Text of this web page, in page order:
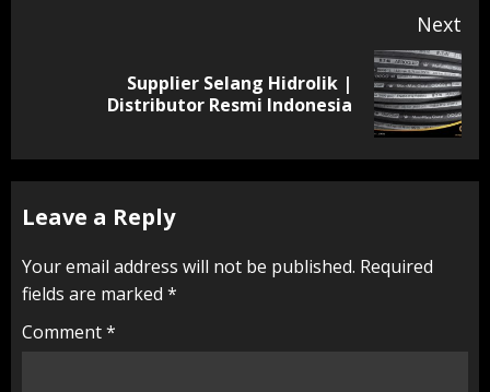
Next
Supplier Selang Hidrolik |
Distributor Resmi Indonesia
Leave a Reply
Your email address will not be published. Required
fields are marked *
Comment*